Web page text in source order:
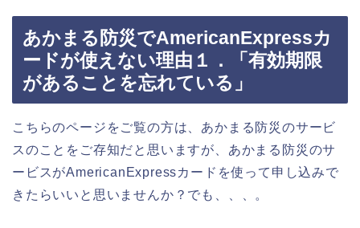
あかまる防災でAmericanExpressカ
ードが使えない理由１．「有効期限
があることを忘れている」
こちらのページをご覧の方は、あかまる防災のサービ
スのことをご存知だと思いますが、あかまる防災のサ
ービスがAmericanExpressカードを使って申し込みで
きたらいいと思いませんか？でも、、、。